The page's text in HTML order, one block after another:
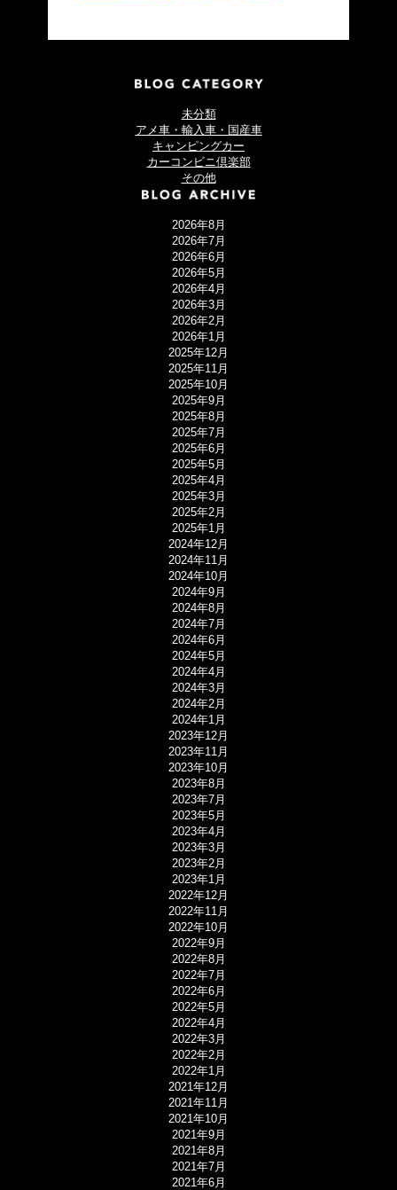
未分類
アメ車・輸入車・国産車
キャンピングカー
カーコンビニ倶楽部
その他
2026年8月
2026年7月
2026年6月
2026年5月
2026年4月
2026年3月
2026年2月
2026年1月
2025年12月
2025年11月
2025年10月
2025年9月
2025年8月
2025年7月
2025年6月
2025年5月
2025年4月
2025年3月
2025年2月
2025年1月
2024年12月
2024年11月
2024年10月
2024年9月
2024年8月
2024年7月
2024年6月
2024年5月
2024年4月
2024年3月
2024年2月
2024年1月
2023年12月
2023年11月
2023年10月
2023年8月
2023年7月
2023年5月
2023年4月
2023年3月
2023年2月
2023年1月
2022年12月
2022年11月
2022年10月
2022年9月
2022年8月
2022年7月
2022年6月
2022年5月
2022年4月
2022年3月
2022年2月
2022年1月
2021年12月
2021年11月
2021年10月
2021年9月
2021年8月
2021年7月
2021年6月